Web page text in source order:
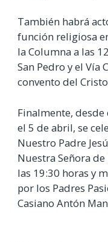
También habrá
función religiosa
la Columna a las
San Pedro y el Vía
convento del
Finalmente,
el 5 de abril, se
Nuestro Padre
Nuestra Señora
las 19:30 horas y
por los Padres
Casiano Antón